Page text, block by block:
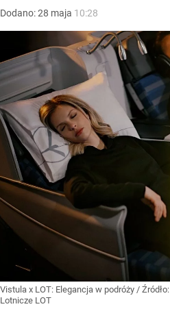
Dodano:28 maja 10:28
Vistula x LOT: Elegancja w podróży / Źródło:
Lotnicze LOT